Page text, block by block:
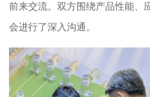
前来交流。双方围绕产品性能、
会进行了深入沟通。